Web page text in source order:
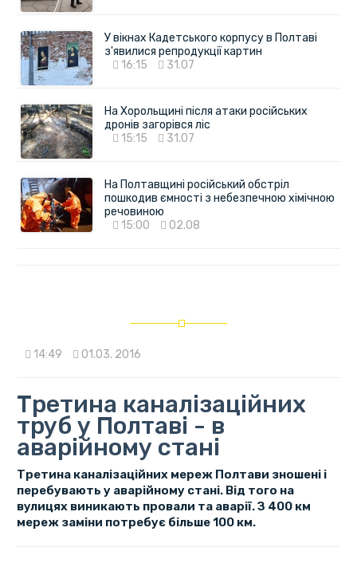
У вікнах Кадетського корпусу в Полтаві
з'явилися репродукції картин
16:15
31.07
На Хорольщині після атаки російських
дронів загорівся ліс
15:15
31.07
На Полтавщині російський обстріл
пошкодив ємності з небезпечною хімічною
речовиною
15:00
02.08
14:49 01.03. 2016
Третина каналізаційних
труб у Полтаві - в
аварійному стані
Третина каналізаційних мереж Полтави зношені і
перебувають у аварійному стані. Від того на
вулицях виникають провали та аварії. З 400 км
мереж заміни потребує більше 100 км.